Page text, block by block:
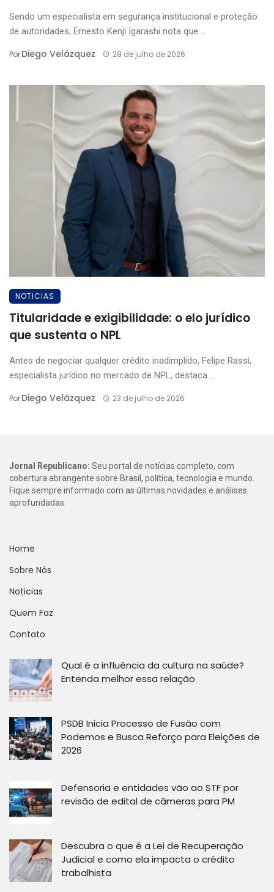
Sendo um especialista em segurança institucional e proteção
de autoridades, Ernesto Kenji Igarashi nota que ...
PorDiego Velázquez 28 de julho de 2026
NOTICIAS
Titularidade e exigibilidade: o elo jurídico
que sustenta o NPL
Antes de negociar qualquer crédito inadimplido, Felipe Rassi,
especialista jurídico no mercado de NPL, destaca ...
PorDiego Velázquez 23 de julho de 2026
Jornal Republicano: Seu portal de notícias completo, com
cobertura abrangente sobre Brasil, política, tecnologia e mundo.
Fique sempre informado com as últimas novidades e análises
aprofundadas.
Home
Sobre Nós
Noticias
Quem Faz
Contato
Qual é a influência da cultura na saúde?
Entenda melhor essa relação
PSDB Inicia Processo de Fusão com
Podemos e Busca Reforço para Eleições de
2026
Defensoria e entidades vão ao STF por
revisão de edital de câmeras para PM
Descubra o que é a Lei de Recuperação
Judicial e como ela impacta o crédito
trabalhista